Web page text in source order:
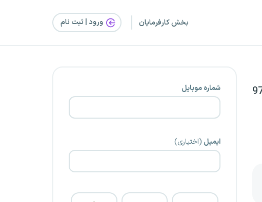
بخش کارفرمایان ورود | ثبت‌ نام
شماره موبایل
ایمیل (اختیاری)